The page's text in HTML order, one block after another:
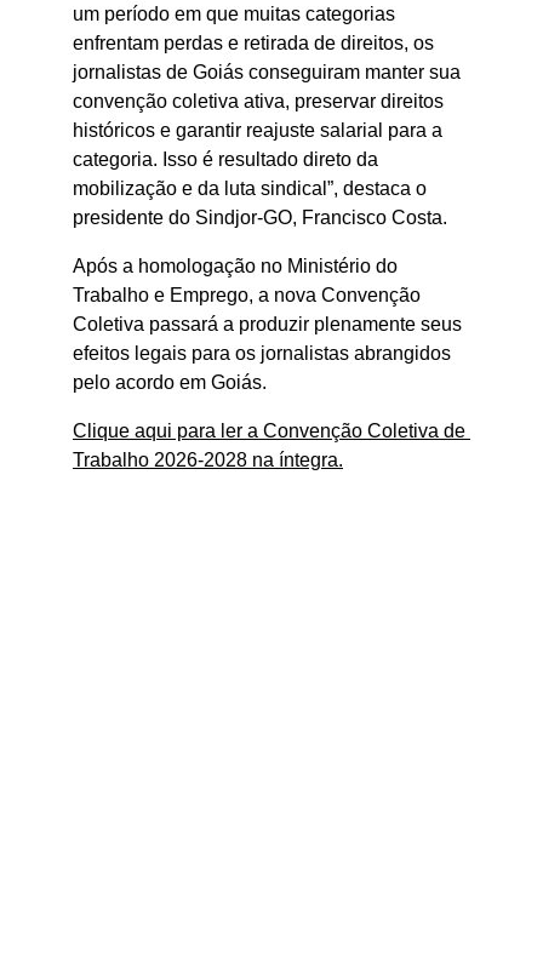
um período em que muitas categorias
enfrentam perdas e retirada de direitos, os
jornalistas de Goiás conseguiram manter sua
convenção coletiva ativa, preservar direitos
históricos e garantir reajuste salarial para a
categoria. Isso é resultado direto da
mobilização e da luta sindical”, destaca o
presidente do Sindjor-GO, Francisco Costa.
Após a homologação no Ministério do
Trabalho e Emprego, a nova Convenção
Coletiva passará a produzir plenamente seus
efeitos legais para os jornalistas abrangidos
pelo acordo em Goiás.
Clique aqui para ler a Convenção Coletiva de
Trabalho 2026-2028 na íntegra.